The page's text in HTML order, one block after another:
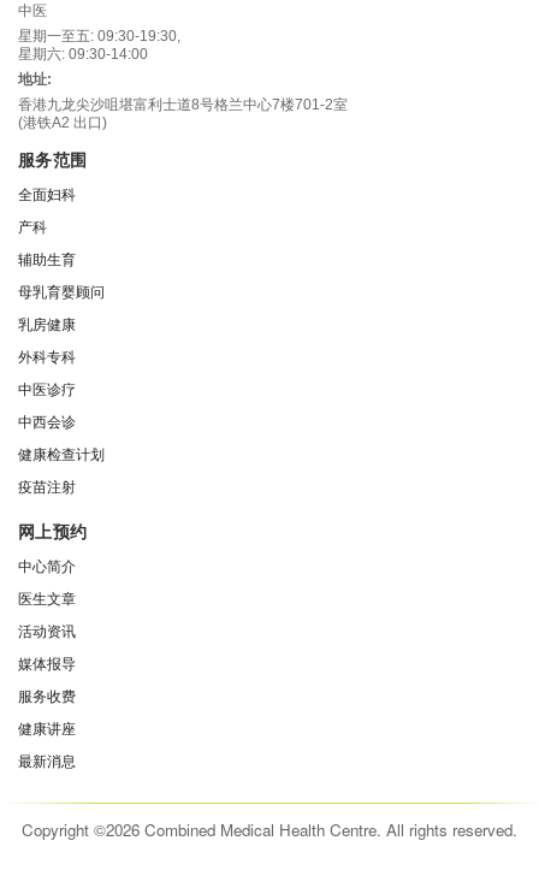
中医
星期一至五: 09:30-19:30,
星期六: 09:30-14:00
地址:
香港九龙尖沙咀堪富利士道8号格兰中心7楼701-2室
(港铁A2 出口)
服务范围
全面妇科
产科
辅助生育
母乳育婴顾问
乳房健康
外科专科
中医诊疗
中西会诊
健康检查计划
疫苗注射
网上预约
中心简介
医生文章
活动资讯
媒体报导
服务收费
健康讲座
最新消息
Copyright ©2026 Combined Medical Health Centre. All rights reserved.